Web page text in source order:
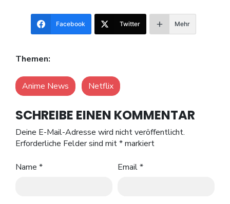
Facebook Twitter Mehr
Themen:
Anime News Netflix
SCHREIBE EINEN KOMMENTAR
Deine E-Mail-Adresse wird nicht veröffentlicht.
Erforderliche Felder sind mit*markiert
Name * Email*